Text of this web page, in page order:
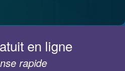
en ligne
rapide